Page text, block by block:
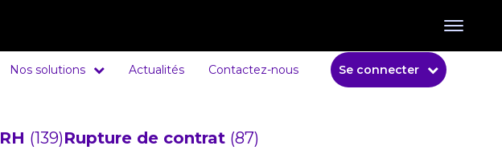
Nos solutions Actualités Contactez-nous Se connecter
RH (139)Rupture de contrat (87)